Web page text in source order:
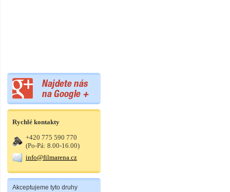
Rychlé kontakty
+420 775 590 770
(Po-Pá: 8.00-16.00)
info@filmarena.cz
Akceptujeme tyto druhy